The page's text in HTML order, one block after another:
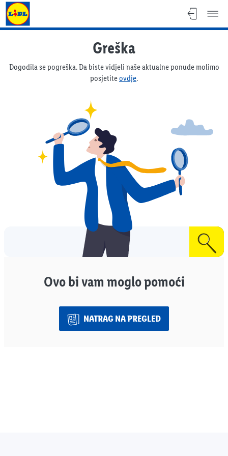
Lidl katalog
Greška
Dogodila se pogreška. Da biste vidjeli naše aktualne ponude molimo
posjetiteovdje.
Ovo bi vam moglo pomoći
NATRAG NA PREGLED